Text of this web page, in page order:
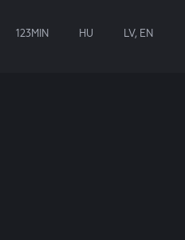
123MIN HU LV, EN